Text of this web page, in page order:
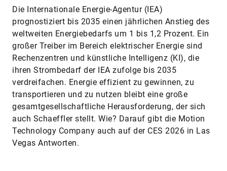
Erfahrung in Lager- und Bewegungstechnologien mit
moderner Sensorik und datengetriebenen
Wartungskonzepten.
„Die CES zeigt, wie unsere
Expertise als Motion
Technology Company
konkret dazu beitragen
kann, den steigenden